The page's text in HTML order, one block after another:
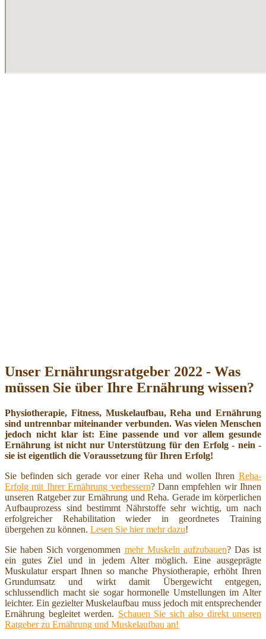
Unser Ernährungsratgeber 2022 - Was
müssen Sie über Ihre Ernährung wissen?
Physiotherapie, Fitness, Muskelaufbau, Reha und Ernährung
sind untrennbar miteinander verbunden. Was vielen Menschen
jedoch nicht klar ist: Eine passende und vor allem gesunde
Ernährung ist nicht nur Unterstützung für den Erfolg - nein -
sie ist eigentlich die Voraussetzung für Ihren Erfolg!
Sie befinden sich gerade vor einer Reha und wollen Ihren Reha-
Erfolg mit Ihrer Ernährung verbessern? Dann empfehlen wir Ihnen
unseren Ratgeber zur Ernährung und Reha. Gerade im körperlichen
Aufbauprozess sind bestimmt Nährstoffe sehr wichtig, um nach
erfolgreicher Rehabilitation wieder in geordnetes Training
übergehen zu können. Lesen Sie hier mehr dazu!
Sie haben Sich vorgenommen mehr Muskeln aufzubauen? Das ist
ein gutes Ziel und in jedem Alter möglich. Eine ausgeprägte
Muskulatur erspart Ihnen so manche Physiotherapie, erhöht Ihren
Grundumsatz und wirkt damit Übergewicht entgegen,
schlussendlich macht sie sogar hormonelle Umstellungen im Alter
leichter. Ein gezielter Muskelaufbau muss jedoch mit entsprechender
Ernährung begleitet werden. Schauen Sie sich also direkt unseren
Ratgeber zu Ernährung und Muskelaufbau an!